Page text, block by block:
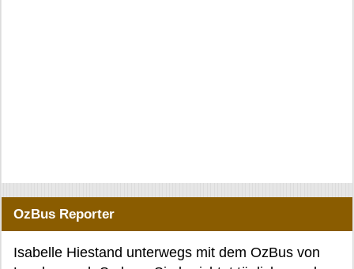
OzBus Reporter
Isabelle Hiestand unterwegs mit dem OzBus von